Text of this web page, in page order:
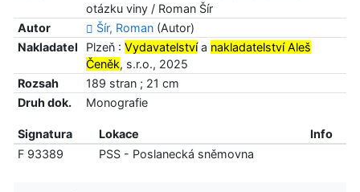
otázku viny / Roman Šír
Autor
Šír, Roman(Autor)
Nakladatel
Plzeň : Vydavatelstvía nakladatelství Aleš
Čeněk, s.r.o., 2025
Rozsah
189 stran ; 21 cm
Druh dok.
Monografie
Signatura Lokace
Info
F 93389
PSS - Poslanecká sněmovna